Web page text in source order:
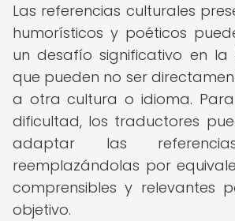
Las referencias culturales
humorísticos y poéticos
un desafío significativo en la
que pueden no ser
a otra cultura o idioma.
dificultad, los traductores
adaptar las
reemplazándolas por
comprensibles y relevantes
objetivo.